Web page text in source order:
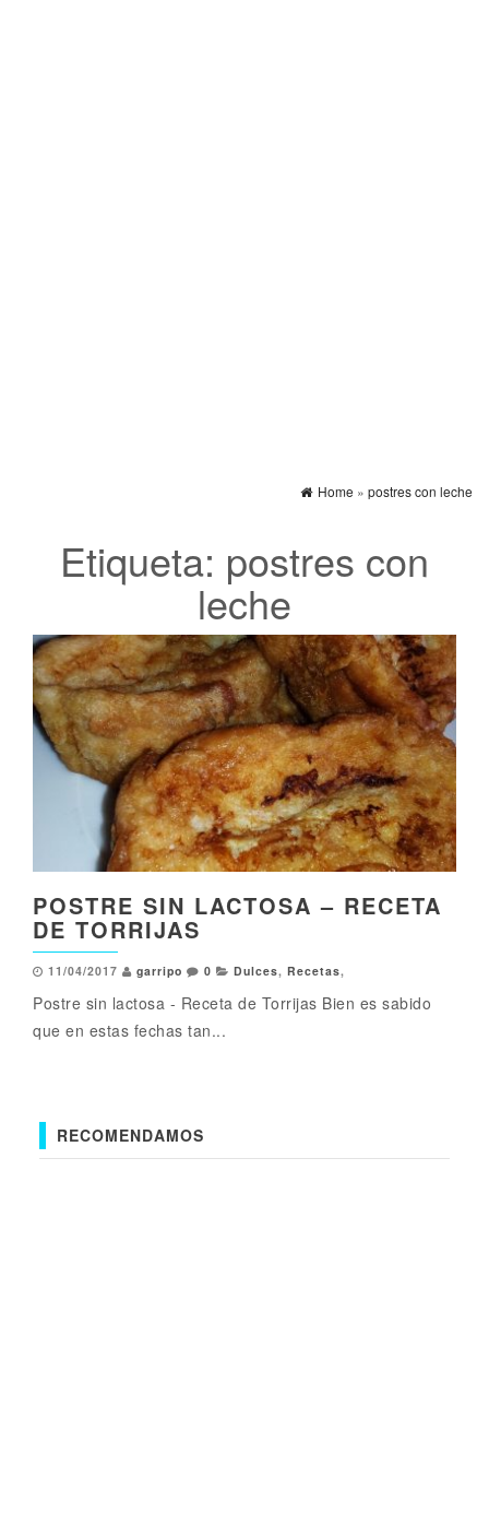
Home » postres con leche
Etiqueta: postres con
leche
POSTRE SIN LACTOSA – RECETA
DE TORRIJAS
11/04/2017 garripo 0 Dulces, Recetas,
Postre sin lactosa - Receta de Torrijas Bien es sabido
que en estas fechas tan...
RECOMENDAMOS